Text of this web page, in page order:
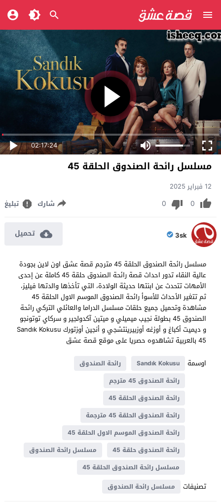
02:17:24
مسلسل رائحة الصندوق الحلقة 45
12 فبراير 2025
0
0 شارك تبليغ
3sk تحميل
مسلسل رائحة الصندوق الحلقة 45 مترجم قصة عشق اون لاين بجودة
عالية النقاء تدور احداث قصة رائحة الصندوق حلقة 45 كاملة عن إحدى
الأمهات تتحدث عن ابنتها حديثة الولادة، التي تأخذها والدتها فيليز،
ثم تتغير الأحداث للأسوأ رائحة الصندوق الموسم الاول الحلقة 45
مشاهدة وتحميل جميع حلقات مسلسل الدراما والعائلي التركي رائحة
الصندوق 45 بطولة نجيب ميميلي و ميتين آكدولجير و سركاي توتونجو
و ديميت أكباغ و أوزغه أوزبيرينتشجي و أنجين أوزتورك Sandık Kokusu
45 بالعربية تشاهدوه حصريا على موقع قصة عشق
اوسمة
Sandık Kokusu
رائحة الصندوق
رائحة الصندوق 45 مترجم
رائحة الصندوق الحلقة 45
رائحة الصندوق الحلقة 45 مترجمة
رائحة الصندوق الموسم الاول الحلقة 45
رائحة الصندوق حلقة 45
مسلسل رائحة الصندوق
مسلسل رائحة الصندوق الحلقة 45
تصنيفات مسلسل رائحة الصندوق